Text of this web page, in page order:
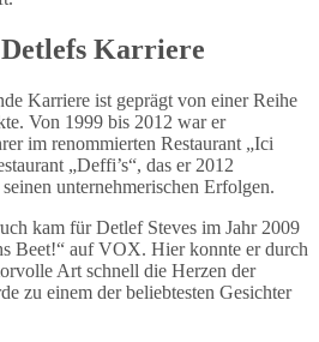
Karriere
Karriere ist geprägt von einer Reihe
Von 1999 bis 2012 war er
im renommierten Restaurant „Ici
„Deffi’s“, das er 2012
unternehmerischen Erfolgen.
kam für Detlef Steves im Jahr 2009
Beet!“ auf VOX. Hier konnte er durch
Art schnell die Herzen der
zu einem der beliebtesten Gesichter